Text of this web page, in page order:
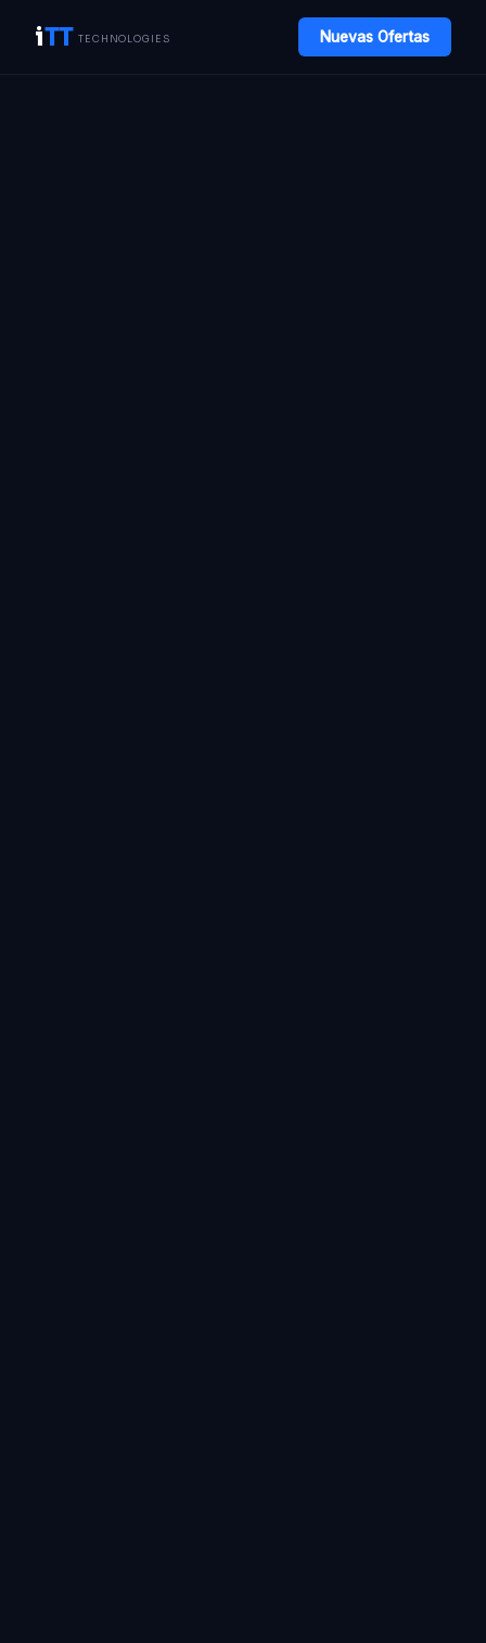
iTT TECHNOLOGIES Nuevas Ofertas